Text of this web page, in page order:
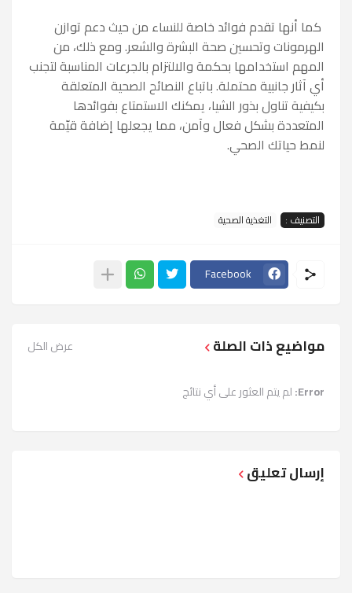
كما أنها تقدم فوائد خاصة للنساء من حيث دعم توازن
الهرمونات وتحسين صحة البشرة والشعر. ومع ذلك، من
المهم استخدامها بحكمة والالتزام بالجرعات المناسبة لتجنب
أي آثار جانبية محتملة. باتباع النصائح الصحية المتعلقة
بكيفية تناول بذور الشيا، يمكنك الاستمتاع بفوائدها
المتعددة بشكل فعال وآمن، مما يجعلها إضافة قيّمة
لنمط حياتك الصحي.
التصنيف : التغذية الصحية
Facebook
مواضيع ذات الصلة عرض الكل
Error: لم يتم العثور على أي نتائج
إرسال تعليق